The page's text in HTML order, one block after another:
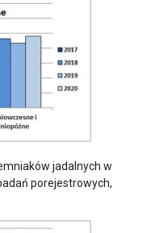
jadalnych w
porejestrowych,